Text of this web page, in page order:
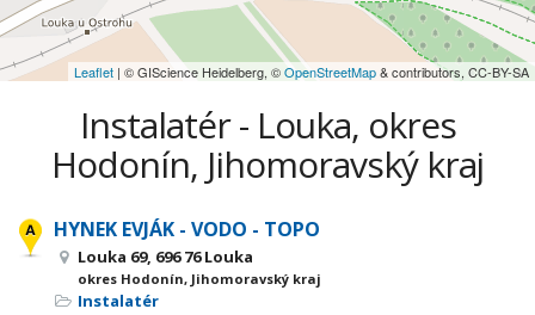
Leaflet | © GIScience Heidelberg, ©OpenStreetMap& contributors, CC-BY-SA
Instalatér - Louka, okres
Hodonín, Jihomoravský kraj
HYNEK EVJÁK - VODO - TOPO
Louka 69, 696 76 Louka
okres Hodonín, Jihomoravský kraj
Instalatér